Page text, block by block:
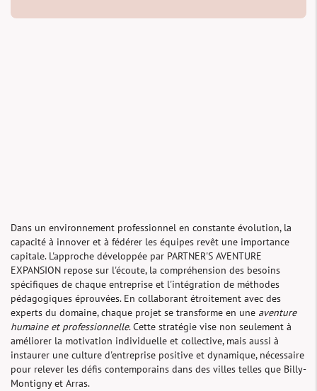
Dans un environnement professionnel en constante évolution, la
capacité à innover et à fédérer les équipes revêt une importance
capitale. L'approche développée par PARTNER'S AVENTURE
EXPANSION repose sur l'écoute, la compréhension des besoins
spécifiques de chaque entreprise et l'intégration de méthodes
pédagogiques éprouvées. En collaborant étroitement avec des
experts du domaine, chaque projet se transforme en une aventure
humaine et professionnelle. Cette stratégie vise non seulement à
améliorer la motivation individuelle et collective, mais aussi à
instaurer une culture d'entreprise positive et dynamique, nécessaire
pour relever les défis contemporains dans des villes telles que Billy-
Montigny et Arras.